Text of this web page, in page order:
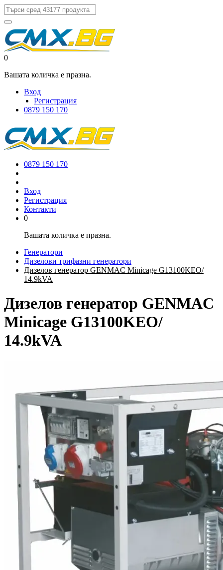
0
Вашата количка е празна.
Вход
Регистрация
0879 150 170
0879 150 170
Вход
Регистрация
Контакти
0
Вашата количка е празна.
Генератори
Дизелови трифазни генератори
Дизелов генератор GENMAC Minicage G13100KEO/
14.9kVA
Дизелов генератор GENMAC
Minicage G13100KEO/
14.9kVA